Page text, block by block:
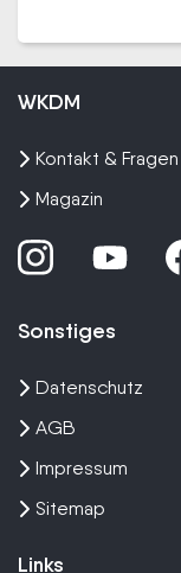
WKDM
Kontakt & Fragen
Magazin
Sonstiges
Datenschutz
AGB
Impressum
Sitemap
Links